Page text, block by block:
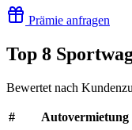
Prämie anfragen
Top 8
Bewertet nach
# Autovermietung